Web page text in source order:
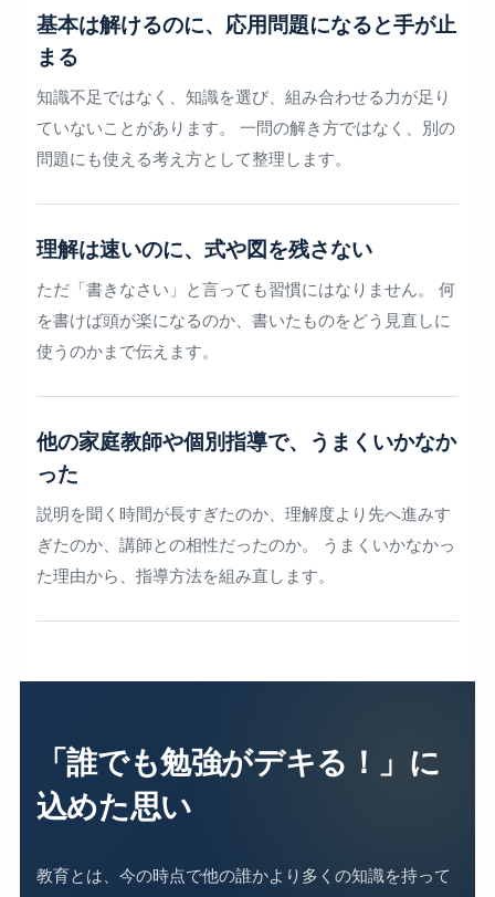
基本は解けるのに、応用問題になると手が止
まる
知識不足ではなく、知識を選び、組み合わせる力が足り
ていないことがあります。 一問の解き方ではなく、別の
問題にも使える考え方として整理します。
理解は速いのに、式や図を残さない
ただ「書きなさい」と言っても習慣にはなりません。 何
を書けば頭が楽になるのか、書いたものをどう見直しに
使うのかまで伝えます。
他の家庭教師や個別指導で、うまくいかなか
った
説明を聞く時間が長すぎたのか、理解度より先へ進みす
ぎたのか、講師との相性だったのか。 うまくいかなかっ
た理由から、指導方法を組み直します。
「誰でも勉強がデキる！」に
込めた思い
教育とは、今の時点で他の誰かより多くの知識を持って